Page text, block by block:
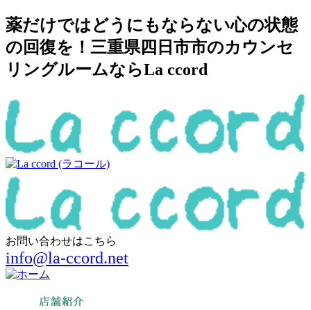
薬だけではどうにもならない心の状態
の回復を！三重県四日市市のカウンセ
リングルームならLa ccord
お問い合わせはこちら
info@la-ccord.net